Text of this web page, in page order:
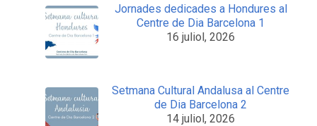
Jornades dedicades a Hondures al
Centre de Dia Barcelona 1
16 juliol, 2026
Setmana Cultural Andalusa al Centre
de Dia Barcelona 2
14 juliol, 2026